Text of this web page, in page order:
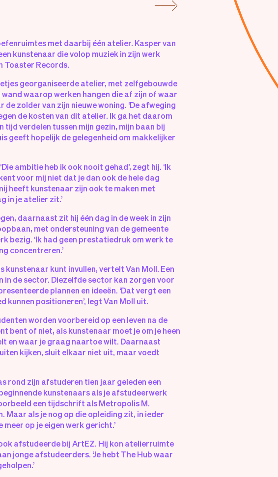
met daarbij één atelier. Kasper van
kunstenaar die volop muziek in zijn werk
Toaster Records.
georganiseerde atelier, met zelfgebouwde
waarop werken hangen die af zijn of waar
zolder van zijn nieuwe woning. ‘De afweging
de kosten van dit atelier. Ik ga het daarom
verdelen tussen mijn gezin, mijn baan bij
geeft hopelijk de gelegenheid om makkelijker
ambitie heb ik ook nooit gehad’, zegt hij. ‘Ik
voor mij niet dat je dan ook de hele dag
heeft kunstenaar zijn ook te maken met
in je atelier zit.’
daarnaast zit hij één dag in de week in zijn
met ondersteuning van de gemeente
bezig. ‘Ik had geen prestatiedruk om werk te
concentreren.’
kunt invullen, vertelt Van Moll. Een
de sector. Diezelfde sector kan zorgen voor
plannen en ideeën. ‘Dat vergt een
positioneren’, legt Van Moll uit.
worden voorbereid op een leven na de
bent of niet, als kunstenaar moet je om je heen
en waar je graag naartoe wilt. Daarnaast
kijken, sluit elkaar niet uit, maar voedt
rond zijn afstuderen tien jaar geleden een
kunstenaars als je afstudeerwerk
een tijdschrift als Metropolis M.
Maar als je nog op die opleiding zit, in ieder
op je eigen werk gericht.’
afstudeerde bij ArtEZ. Hij kon atelierruimte
jonge afstudeerders. ‘Je hebt The Hub waar